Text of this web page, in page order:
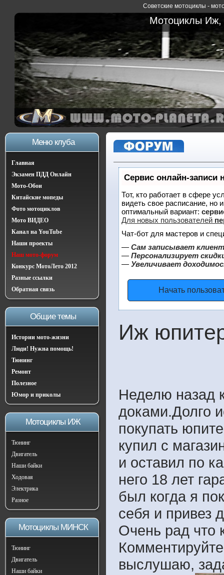
Советские мотоциклы -
Мотоциклы Иж,
Меню клуба
Главная
Экзамен ПДД Онлайн
Мото-Обои
Китайские мопеды
Фото мотоциклов
Мото ВИДЕО
Канал на YouTube
Наши проекты
Наш мото-форум
Конкурс МотоЛето 2012
Разные ссылки
Обратная связь
Общие темы
Истории мото-жизни
Люди! Нужна помощь!
Тюнинг
Ремонт
Полезное
Юмор и приколы
Мотоциклы ИЖ
Тюнинг
Двигатель
Наши байки
Ходовая
Электрика
Разное
Мотоциклы МИНСК
Тюнинг
Двигатель
Наши байки
Сервис онлайн-записи
Тот, кто работает в сфере
видеть свое расписание,
оптимальный вариант:
Для новых пользователей
Чат-бот для мастеров и
— Сам записывает
— Персонализирует
— Увеличивает
Начать
Иж
Неделю назад
доками.Долго
покупать
купил с
и оставил по
него 18 лет
был когда я
себя и привез
Очень рад что
выслушаю,